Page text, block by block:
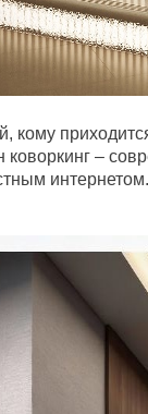
кому
коворкинг –